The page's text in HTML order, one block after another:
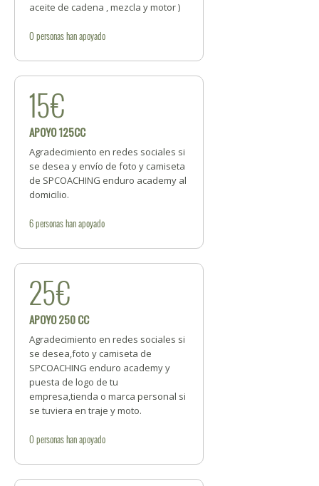
aceite de cadena , mezcla y motor )
0 personashan apoyado
15€
APOYO 125CC
Agradecimiento en redes sociales si
se desea y envío de foto y camiseta
de SPCOACHING enduro academy al
domicilio.
6personashan apoyado
25€
APOYO 250 CC
Agradecimiento en redes sociales si
se desea,foto y camiseta de
SPCOACHING enduro academy y
puesta de logo de tu
empresa,tienda o marca personal si
se tuviera en traje y moto.
0 personashan apoyado